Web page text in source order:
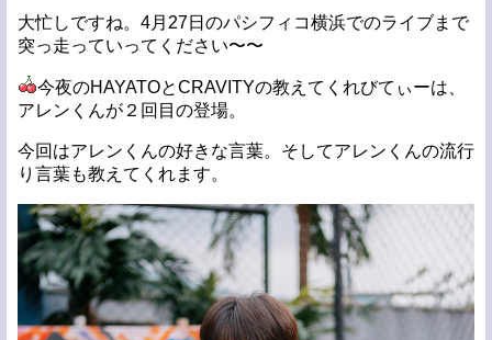
大忙しですね。4月27日のパシフィコ横浜でのライブまで
突っ走っていってください〜〜
今夜のHAYATOとCRAVITYの教えてくれびてぃーは、
アレンくんが２回目の登場。
今回はアレンくんの好きな言葉。そしてアレンくんの流行
り言葉も教えてくれます。